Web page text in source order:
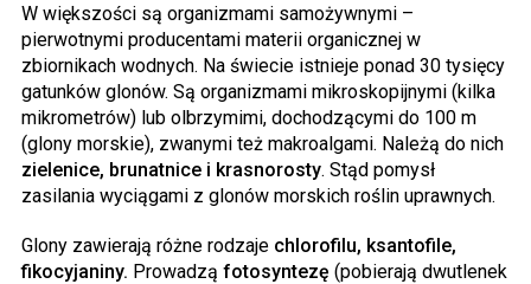
W większości są organizmami samożywnymi –
pierwotnymi producentami materii organicznej w
zbiornikach wodnych. Na świecie istnieje ponad 30 tysięcy
gatunków glonów. Są organizmami mikroskopijnymi (kilka
mikrometrów) lub olbrzymimi, dochodzącymi do 100 m
(glony morskie), zwanymi też makroalgami. Należą do nich
zielenice, brunatnice i krasnorosty. Stąd pomysł
zasilania wyciągami z glonów morskich roślin uprawnych.
Glony zawierają różne rodzaje chlorofilu, ksantofile,
fikocyjaniny. Prowadzą fotosyntezę (pobierają dwutlenek